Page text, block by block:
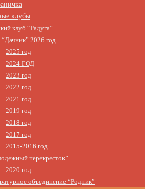
клубы
клуб “Радуга”
2026 год
2025 год
2024 ГОД
2023 год
2022 год
2021 год
2019 год
2018 год
2017 год
2015-2016 год
перекресток”
2020 год
объединение “Родник”